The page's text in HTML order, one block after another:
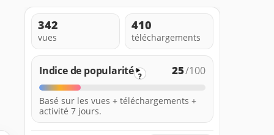
342
vues
410
téléchargements
Indice de popularité ? 25/100
Basé sur les vues + téléchargements +
activité 7 jours.